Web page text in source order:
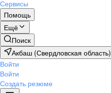
Сервисы
Помощь
Ещё
Поиск
Акбаш (Свердловская область)
Войти
Войти
Создать резюме